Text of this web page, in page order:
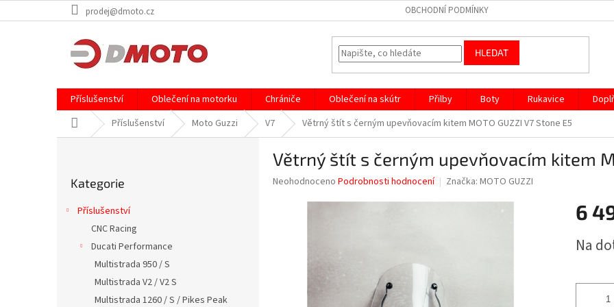
na
prodej@dmoto.cz OBCHODNÍ PODMÍNKY
HLEDAT
Příslušenství Oblečení na motorku Chrániče Oblečení na skútr Přilby Boty Rukavice
Domů Příslušenství Moto Guzzi V7 Větrný štít s černým upevňovacím kitem MOTO GUZZI V7 Stone E5
kategorie
Kategorie
Příslušenství
CNC Racing
Ducati Performance
Multistrada 950 / S
Multistrada V2 / V2 S
Multistrada 1260 / S / Pikes Peak
Větrný štít s černým upevňovacím kitem
Průměrné
Neohodnoceno Podrobnosti hodnocení Značka: MOTO GUZZI
6
cena:
Na